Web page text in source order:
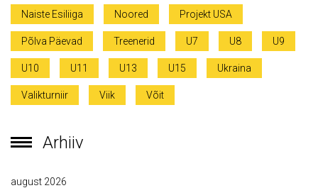
Naiste Esiliiga Noored Projekt USA
Põlva Päevad Treenerid U7 U8 U9
U10 U11 U13 U15 Ukraina
Valikturniir Viik Võit
Arhiiv
august 2026